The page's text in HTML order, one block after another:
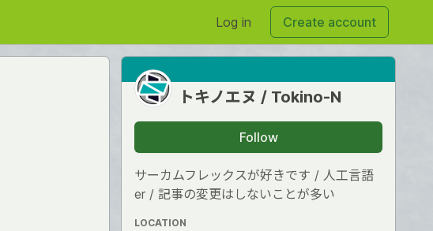
Log in Create account
トキノエヌ / Tokino-N
Follow
サーカムフレックスが好きです / 人工言語
er / 記事の変更はしないことが多い
LOCATION